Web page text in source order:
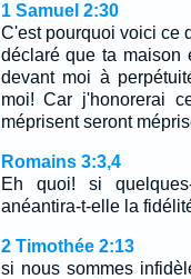
1 Samuel 2:30
C'est pourquoi voici ce
déclaré que ta maison
devant moi à
moi! Car j'honorerai
méprisent seront
Romains 3:3,4
Eh quoi! si
anéantira-t-elle la
2 Timothée 2:13
si nous sommes